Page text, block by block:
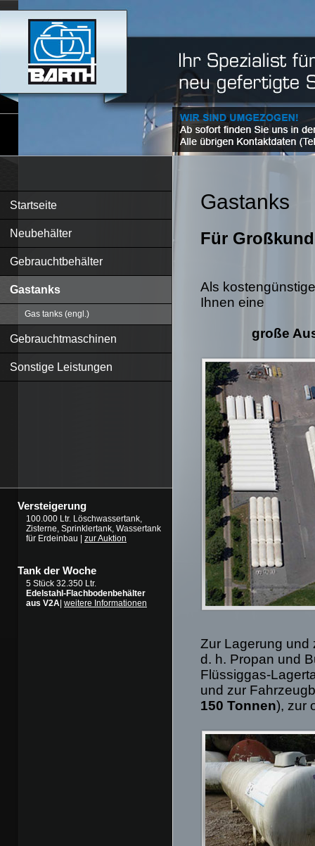
Startseite
Neubehälter
Gebrauchtbehälter
Gastanks
Gas tanks (engl.)
Gebrauchtmaschinen
Sonstige Leistungen
Versteigerung
100.000 Ltr. Löschwassertank,
Zisterne, Sprinklertank, Wassertank
für Erdeinbau | zur Auktion
Tank der Woche
5 Stück 32.350 Ltr.
Edelstahl-Flachbodenbehälter
aus V2A weitere Informationen
Gastanks
Für
Als
Ihnen eine
große
Zur Lagerung
d. h. Propan und
Flüssiggas-
und zur
150 Tonnen), zur